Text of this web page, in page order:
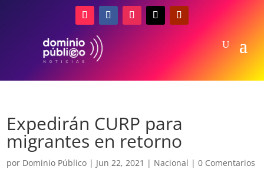
Expedirán CURP para
migrantes en retorno
por Dominio Público | Jun 22, 2021 | Nacional |0 Comentarios